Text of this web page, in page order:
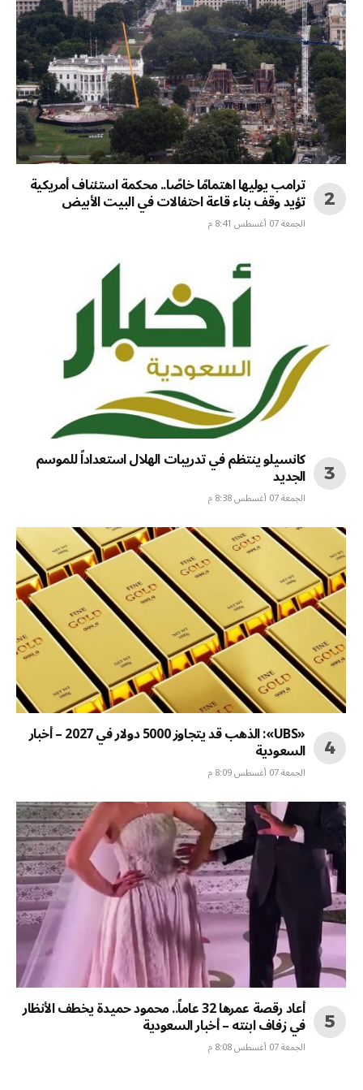
ترامب يوليها اهتمامًا خاصًا.. محكمة استئناف أمريكية
تؤيد وقف بناء قاعة احتفالات في البيت الأبيض
الجمعة 07 أغسطس 8:41 م
كانسيلو ينتظم في تدريبات الهلال استعداداً للموسم
الجديد
الجمعة 07 أغسطس 8:38 م
«UBS»: الذهب قد يتجاوز 5000 دولار في 2027 – أخبار
السعودية
الجمعة 07 أغسطس 8:09 م
أعاد رقصة عمرها 32 عاماً.. محمود حميدة يخطف الأنظار
في زفاف ابنته – أخبار السعودية
الجمعة 07 أغسطس 8:08 م